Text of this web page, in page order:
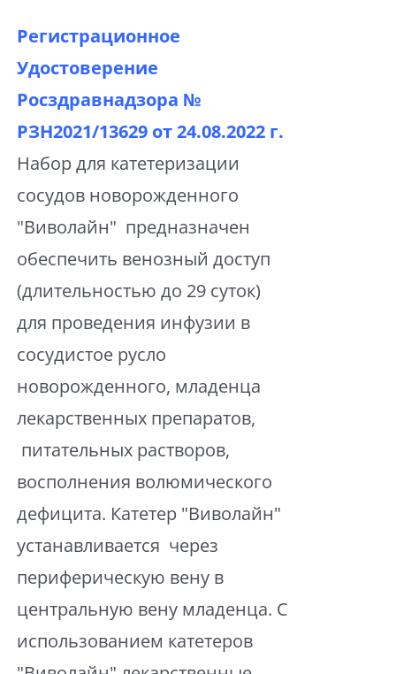
Регистрационное
Удостоверение
Росздравнадзора №
РЗН2021/13629 от24.08.2022 г.
Набор для катетеризации
сосудов новорожденного
"Виволайн" предназначен
обеспечить венозный доступ
(длительностью до 29 суток)
для проведения инфузии в
сосудистое русло
новорожденного, младенца
лекарственных препаратов,
питательных растворов,
восполнения волюмического
дефицита. Катетер "Виволайн"
устанавливается через
периферическую вену в
центральную вену младенца. С
использованием катетеров